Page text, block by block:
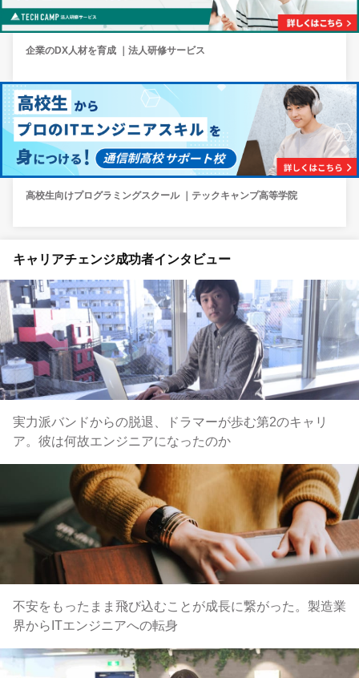
企業のDX人材を育成 ｜法人研修サービス
高校生向けプログラミングスクール ｜テックキャンプ高等学院
キャリアチェンジ成功者インタビュー
実力派バンドからの脱退、ドラマーが歩む第2のキャリ
ア。彼は何故エンジニアになったのか
不安をもったまま飛び込むことが成長に繋がった。製造業
界からITエンジニアへの転身